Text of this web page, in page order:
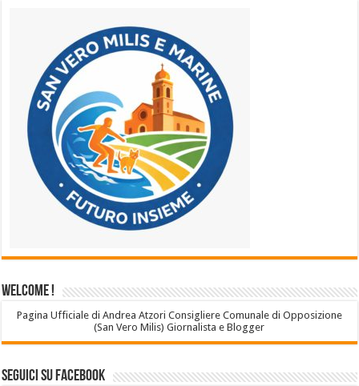
Welcome !
Pagina Ufficiale di Andrea Atzori Consigliere Comunale di Opposizione
(San Vero Milis) Giornalista e Blogger
Seguici su Facebook